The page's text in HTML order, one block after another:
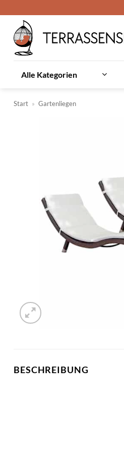
Inhalt
springen
Alle Kategorien
Start » Gartenliegen
BESCHREIBUNG